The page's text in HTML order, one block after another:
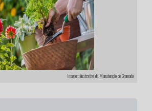
Imagem ilustrativa de Manutenção de Gramado